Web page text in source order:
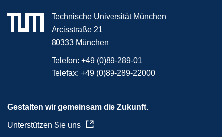
Technische Universität München
Arcisstraße 21
80333 München
Telefon: +49 (0)89-289-01
Telefax: +49 (0)89-289-22000
Gestalten wir gemeinsam die Zukunft.
Unterstützen Sie uns